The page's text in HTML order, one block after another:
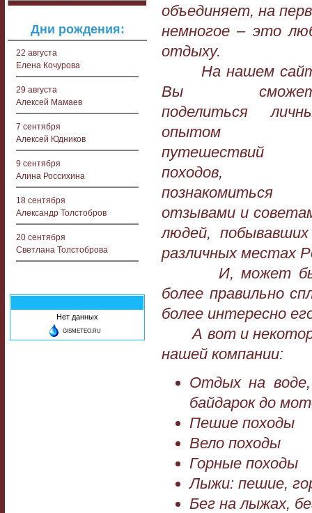
Дни рождения:
22 августа
Елена Кочурова
29 августа
Алексей Мамаев
7 сентября
Алексей Юдников
9 сентября
Алина Россихина
18 сентября
Александр Толстобров
20 сентября
Светлана Толстоброва
Нет данных
GISMETEO.RU
объединяет, на
немногое – это
отдыху.
На нашем
Вы
поделиться
опытом
путешествий
походов,
познакомиться
отзывами и
людей,
различных местах
И, может быть,
более правильно
более интересно
А вот и
нашей компании:
Отдых на воде,
байдарок до
Пешие походы
Вело походы
Горные походы
Лыжи: пешие,
Бег на лыжах,